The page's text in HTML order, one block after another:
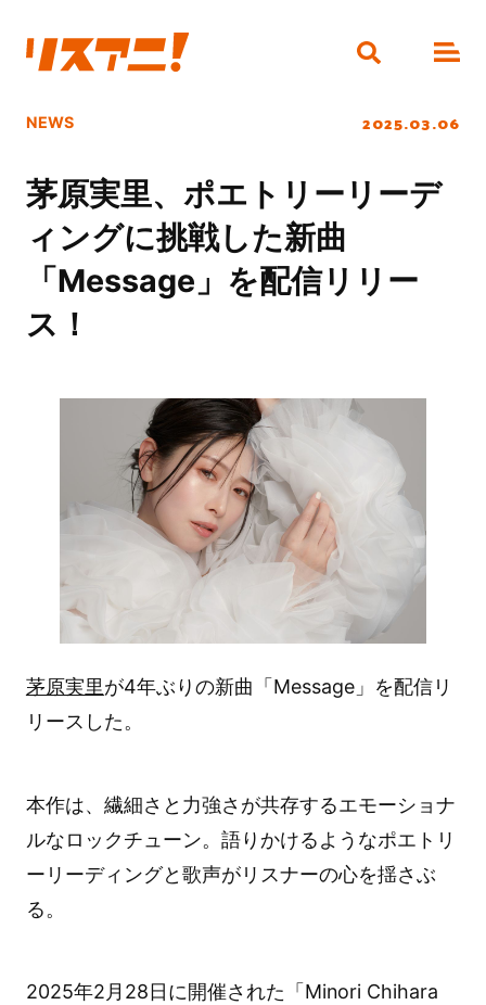
NEWS 2025.03.06
茅原実里、ポエトリーリーデ
ィングに挑戦した新曲
「Message」を配信リリー
ス！
茅原実里が4年ぶりの新曲「Message」を配信リ
リースした。
本作は、繊細さと力強さが共存するエモーショナ
ルなロックチューン。語りかけるようなポエトリ
ーリーディングと歌声がリスナーの心を揺さぶ
る。
2025年2月28日に開催された「Minori Chihara